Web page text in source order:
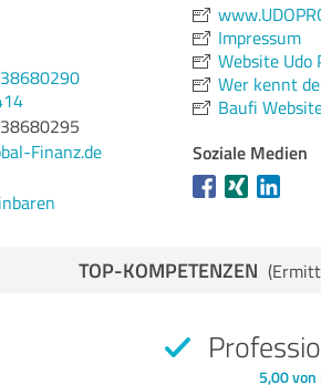
Finanz.de
Impressum
Website Udo
Wer kennt
Baufi
Soziale Medien
TOP-KOMPETENZEN
5,00 von